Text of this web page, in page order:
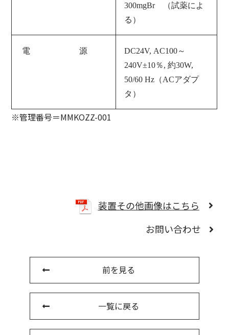
300mgBr （試薬によ
る）
電 源 DC24V, AC100～
240V±10％, 約30W,
50/60 Hz（ACアダプ
タ）
※管理番号＝MMKOZZ-001
装置その他画像はこちら
お問い合わせ
前を見る
一覧に戻る